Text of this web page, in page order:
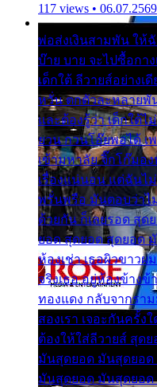
117 views • 06.07.2569
พ่อส่งเงินสามพัน ให้
บ๊าย บาย จะไปซื้อกาง
เด็กใต้ ลีวายส์อย่างเ
หวั่น ตกตัวละหลายพั
และต้องรู้ว่า เด็กใต้ไ
ยวน กวนโอ๊ยพอได้ เ
เข้ามหาลัย จิ๊กโก๊มอ
เรื่องแน่นอน แต่ฉันไ
พรั่นพรือ มันตอบว่าไ
ด้วยกัน ก็เลยรอด สุ
ยอด สุดยอด สุดยอด
ห้องเช่า เธอผิวขาวผ
จริงเธอ อยู่ห้องข้างข้
ทองแดง กลับจากรา
สองเรา เจอะกันครั้ง
ต้องให้ใส่ลีวายส์ สุด
มันสุดยอด มันสุดยอ
มันสุดยอด มันสุดยอ